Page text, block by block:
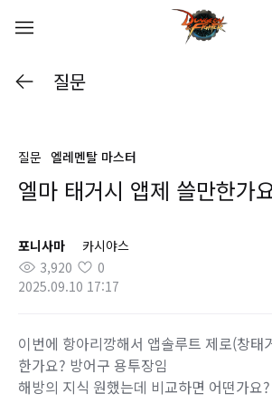
질문
질문 엘레멘탈 마스터
엘마 태거시 앱제 쓸만한가
포니사마
카시야스
3,920
0
2025.09.10 17:17
이번에 항아리깡해서 앱솔루트 제로(창태
한가요? 방어구 용투장임
해방의 지식 원했는데 비교하면 어떤가요